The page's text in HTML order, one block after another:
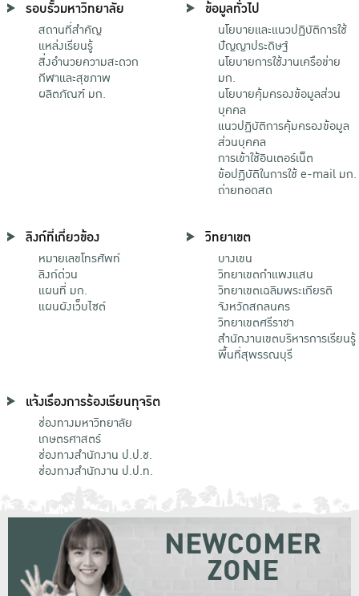
รอบรั้วมหาวิทยาลัย
สถานที่สำคัญ
แหล่งเรียนรู้
สิ่งอำนวยความสะดวก
กีฬาและสุขภาพ
ผลิตภัณฑ์ มก.
ข้อมูลทั่วไป
นโยบายและแนวปฏิบัติการใช้
ปัญญาประดิษฐ์
นโยบายการใช้งานเครือข่าย
มก.
นโยบายคุ้มครองข้อมูลส่วน
บุคคล
แนวปฏิบัติการคุ้มครองข้อมูล
ส่วนบุคคล
การเข้าใช้อินเตอร์เน็ต
ข้อปฏิบัติในการใช้ e-mail มก.
ถ่ายทอดสด
ลิงก์ที่เกี่ยวข้อง
หมายเลขโทรศัพท์
ลิงก์ด่วน
แผนที่ มก.
แผนผังเว็บไซต์
วิทยาเขต
บางเขน
วิทยาเขตกําแพงแสน
วิทยาเขตเฉลิมพระเกียรติ
จังหวัดสกลนคร
วิทยาเขตศรีราชา
สำนักงานเขตบริหารการเรียนรู้
พื้นที่สุพรรณบุรี
แจ้งเรื่องการร้องเรียนทุจริต
ช่องทางมหาวิทยาลัย
เกษตรศาสตร์
ช่องทางสำนักงาน ป.ป.ช.
ช่องทางสำนักงาน ป.ป.ท.
NEWCOMER
ZONE